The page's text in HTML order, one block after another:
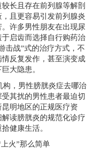
长且存在前列腺等解剖
且更容易引发前列腺炎
许多男性朋友在出现尿
启齿而选择自行购药治
击战”式的治疗方式，不
反复发作，甚至演变成
大隐患。
，男性膀胱炎症去哪治
其扰的男性患者最迫切
明地区的正规医疗资
读膀胱炎的规范化诊疗
健康生活。
火”那么简单